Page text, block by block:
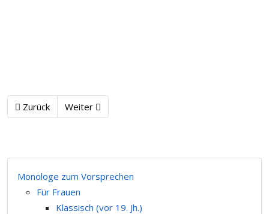
Zurück Weiter
Monologe zum Vorsprechen
Für Frauen
Klassisch (vor 19. Jh.)